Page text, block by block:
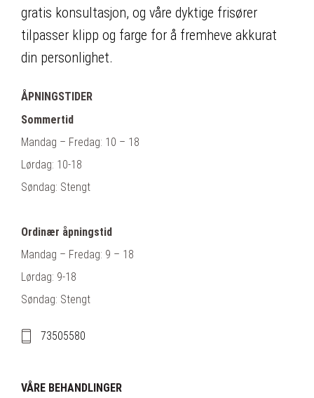
gratis konsultasjon, og våre dyktige frisører
tilpasser klipp og farge for å fremheve akkurat
din personlighet.
ÅPNINGSTIDER
Sommertid
Mandag – Fredag: 10 – 18
Lørdag: 10-18
Søndag: Stengt
Ordinær åpningstid
Mandag – Fredag: 9 – 18
Lørdag: 9-18
Søndag: Stengt
73505580
VÅRE BEHANDLINGER